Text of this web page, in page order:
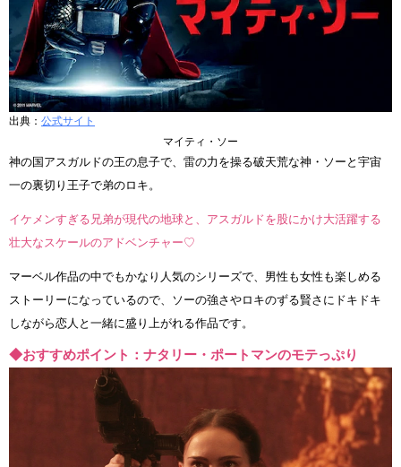
出典： 公式サイト
マイティ・ソー
神の国アスガルドの王の息子で、雷の力を操る破天荒な神・ソーと宇宙
一の裏切り王子で弟のロキ。
イケメンすぎる兄弟が現代の地球と、アスガルドを股にかけ大活躍する
壮大なスケールのアドベンチャー♡
マーベル作品の中でもかなり人気のシリーズで、男性も女性も楽しめる
ストーリーになっているので、ソーの強さやロキのずる賢さにドキドキ
しながら恋人と一緒に盛り上がれる作品です。
◆おすすめポイント：ナタリー・ポートマンのモテっぷり